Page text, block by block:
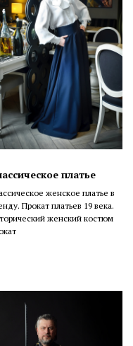
платье
женское платье в
Прокат платьев 19 века.
женский костюм